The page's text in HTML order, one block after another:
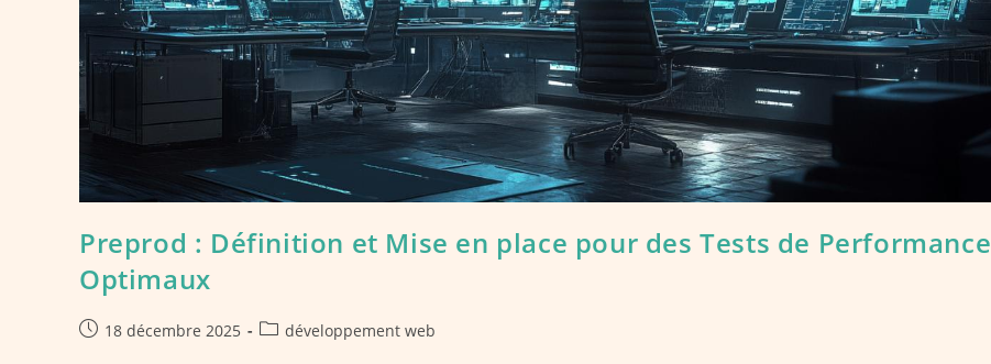
Preprod : Définition et Mise en place pour des Tests de Performance
Optimaux
Publication
18 décembre 2025
Postdéveloppement web